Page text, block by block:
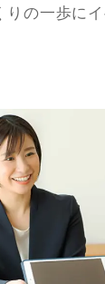
りの一歩に